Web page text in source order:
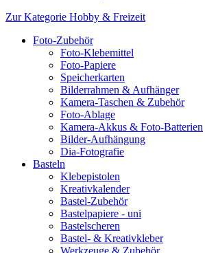
Zur Kategorie Hobby & Freizeit
Foto-Zubehör
Foto-Klebemittel
Foto-Papiere
Speicherkarten
Bilderrahmen & Aufhänger
Kamera-Taschen & Zubehör
Foto-Ablage
Kamera-Akkus & Foto-Batterien
Bilder-Aufhängung
Dia-Fotografie
Basteln
Klebepistolen
Kreativkalender
Bastel-Zubehör
Bastelpapiere - uni
Bastelscheren
Bastel- & Kreativkleber
Werkzeuge & Zubehör